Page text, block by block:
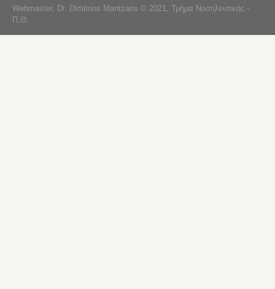
Webmaster, Dr. Dimitrios Mantzaris © 2021, Τμήμα Νοσηλευτικής -
Π.Θ.